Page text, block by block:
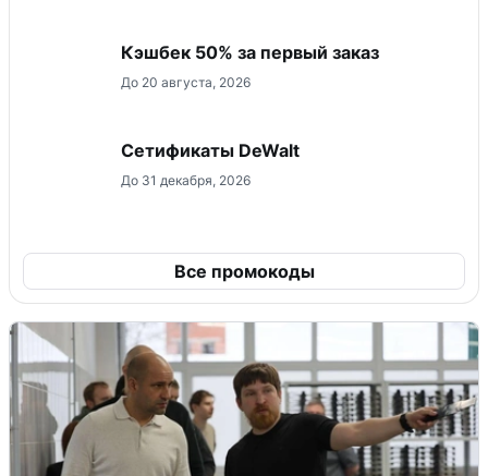
Кэшбек 50% за первый заказ
До 20 августа, 2026
Сетификаты DeWalt
До 31 декабря, 2026
Все промокоды